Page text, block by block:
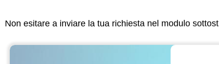
Non esitare a inviare la tua richiesta nel modulo